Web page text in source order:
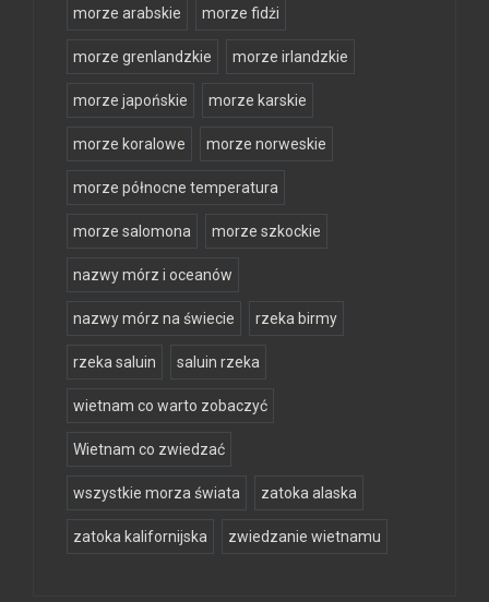
morze arabskie morze fidżi
morze grenlandzkie morze irlandzkie
morze japońskie morze karskie
morze koralowe morze norweskie
morze północne temperatura
morze salomona morze szkockie
nazwy mórz i oceanów
nazwy mórz na świecie rzeka birmy
rzeka saluin saluin rzeka
wietnam co warto zobaczyć
Wietnam co zwiedzać
wszystkie morza świata zatoka alaska
zatoka kalifornijska zwiedzanie wietnamu